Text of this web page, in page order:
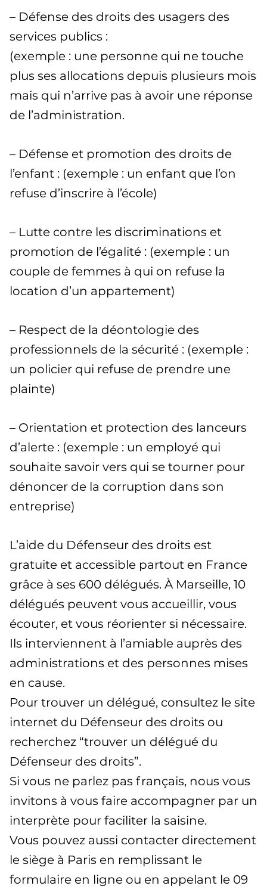
– Défense des droits des usagers des
services publics :
(exemple : une personne qui ne touche
plus ses allocations depuis plusieurs mois
mais qui n’arrive pas à avoir une réponse
de l’administration.
– Défense et promotion des droits de
l’enfant : (exemple : un enfant que l’on
refuse d’inscrire à l’école)
– Lutte contre les discriminations et
promotion de l’égalité : (exemple : un
couple de femmes à qui on refuse la
location d’un appartement)
– Respect de la déontologie des
professionnels de la sécurité : (exemple :
un policier qui refuse de prendre une
plainte)
– Orientation et protection des lanceurs
d’alerte : (exemple : un employé qui
souhaite savoir vers qui se tourner pour
dénoncer de la corruption dans son
entreprise)
L’aide du Défenseur des droits est
gratuite et accessible partout en France
grâce à ses 600 délégués. À Marseille, 10
délégués peuvent vous accueillir, vous
écouter, et vous réorienter si nécessaire.
Ils interviennent à l’amiable auprès des
administrations et des personnes mises
en cause.
Pour trouver un délégué, consultez le site
internet du Défenseur des droits ou
recherchez “trouver un délégué du
Défenseur des droits”.
Si vous ne parlez pas français, nous vous
invitons à vous faire accompagner par un
interprète pour faciliter la saisine.
Vous pouvez aussi contacter directement
le siège à Paris en remplissant le
formulaire en ligne ou en appelant le 09